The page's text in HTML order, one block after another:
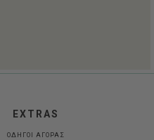
EXTRAS
ΟΔΗΓΟΙ ΑΓΟΡΑΣ